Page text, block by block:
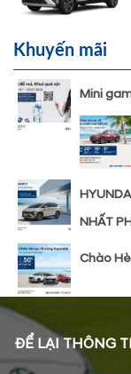
Khuyến mãi
Mini
NHẤT
Chào
ĐỂ LẠI THÔNG